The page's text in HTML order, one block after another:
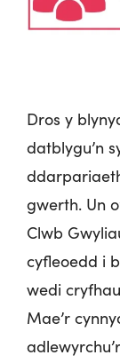
Dros y
datblygu’n
gwerth. Un
Clwb
cyfleoedd i
wedi
Mae’r